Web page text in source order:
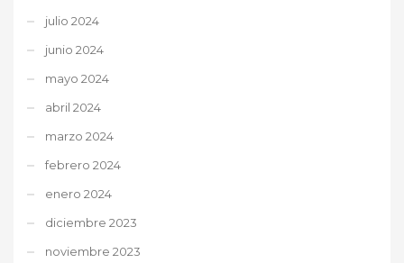
julio 2024
junio 2024
mayo 2024
abril 2024
marzo 2024
febrero 2024
enero 2024
diciembre 2023
noviembre 2023